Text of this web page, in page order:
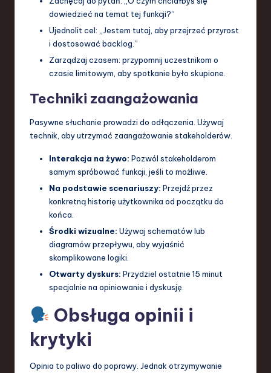
dowiedzieć na temat tej funkcji?”
Ujednolit cel: „Jestem tutaj, aby przejrzeć przyrost
i dostosować backlog.”
Zarządzaj czasem: przypomnij uczestnikom o
czasie limitowym, aby spotkanie było skupione.
Techniki zaangażowania
Pasywne słuchanie prowadzi do odłączenia. Używaj
technik, aby utrzymać zaangażowanie stakeholderów.
Interakcja na żywo: Pozwól stakeholderom
samym spróbować funkcji, jeśli to możliwe.
Na podstawie scenariuszy: Przejdź przez
konkretną historię użytkownika od początku do
końca.
Środki wizualne: Używaj schematów lub
diagramów przepływu, aby wyjaśnić
skomplikowane logiki.
Otwarty dyskurs: Przydziel ostatnie 15 minut
specjalnie na opiniowanie i dyskusję.
Obsługa opinii i
krytyki
Opinia to paliwo do poprawy. Jednak otrzymywanie